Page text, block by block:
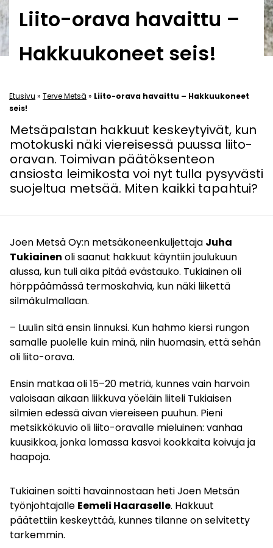
Liito-orava havaittu –
Hakkuukoneet seis!
Etusivu » Terve Metsä » Liito-orava havaittu – Hakkuukoneet
seis!
Metsäpalstan hakkuut keskeytyivät, kun
motokuski näki viereisessä puussa liito-
oravan. Toimivan päätöksenteon
ansiosta leimikosta voi nyt tulla pysyvästi
suojeltua metsää. Miten kaikki tapahtui?
Joen Metsä Oy:n metsäkoneenkuljettaja Juha
Tukiainen oli saanut hakkuut käyntiin joulukuun
alussa, kun tuli aika pitää evästauko. Tukiainen oli
hörppäämässä termoskahvia, kun näki liikettä
silmäkulmallaan.
– Luulin sitä ensin linnuksi. Kun hahmo kiersi rungon
samalle puolelle kuin minä, niin huomasin, että sehän
oli liito-orava.
Ensin matkaa oli 15–20 metriä, kunnes vain harvoin
valoisaan aikaan liikkuva yöeläin liiteli Tukiaisen
silmien edessä aivan viereiseen puuhun. Pieni
metsikkökuvio oli liito-oravalle mieluinen: vanhaa
kuusikkoa, jonka lomassa kasvoi kookkaita koivuja ja
haapoja.
Tukiainen soitti havainnostaan heti Joen Metsän
työnjohtajalle Eemeli Haaraselle. Hakkuut
päätettiin keskeyttää, kunnes tilanne on selvitetty
tarkemmin.